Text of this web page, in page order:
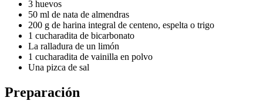
3 huevos
50 ml de nata de almendras
200 g de harina integral de centeno, espelta o trigo
1 cucharadita de bicarbonato
La ralladura de un limón
1 cucharadita de vainilla en polvo
Una pizca de sal
Preparación